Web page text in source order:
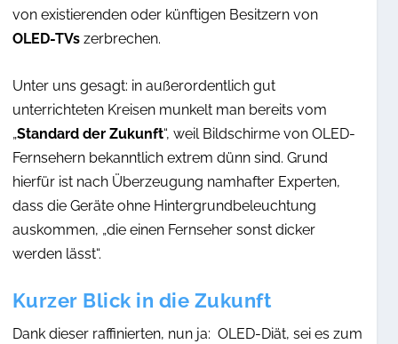
von existierenden oder künftigen Besitzern von
OLED-TVszerbrechen.
Unter uns gesagt: in außerordentlich gut
unterrichteten Kreisen munkelt man bereits vom
„Standard der Zukunft“, weil Bildschirme von OLED-
Fernsehern bekanntlich extrem dünn sind. Grund
hierfür ist nach Überzeugung namhafter Experten,
dass die Geräte ohne Hintergrundbeleuchtung
auskommen, „die einen Fernseher sonst dicker
werden lässt“.
Kurzer Blick in die Zukunft
Dank dieser raffinierten, nun ja: OLED-Diät, sei es zum